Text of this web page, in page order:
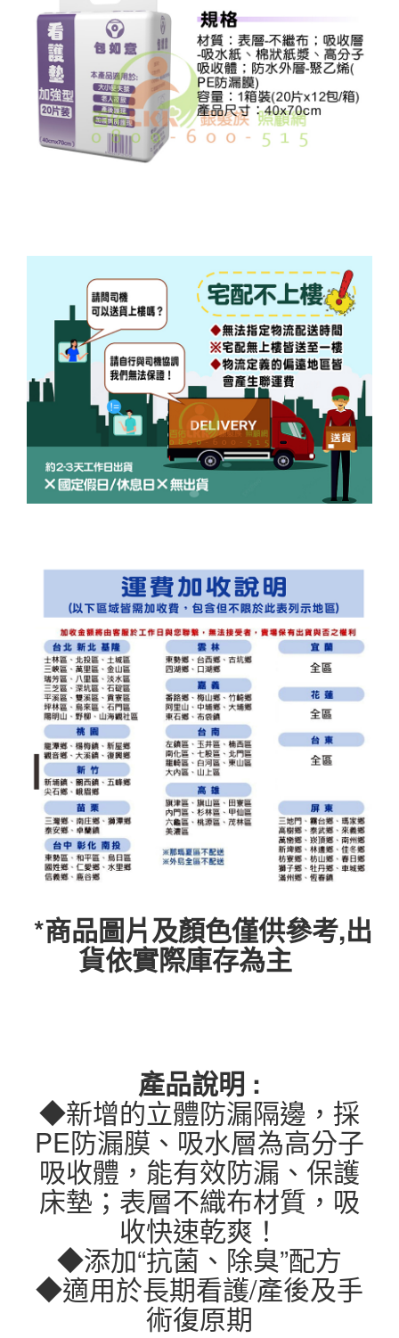
*商品圖片及顏色僅供參考,出
貨依實際庫存為主
產品說明 :
◆新增的立體防漏隔邊，採
PE防漏膜、吸水層為高分子
吸收體，能有效防漏、保護
床墊；表層不織布材質，吸
收快速乾爽！
◆添加“抗菌、除臭”配方
◆適用於長期看護/產後及手
術復原期